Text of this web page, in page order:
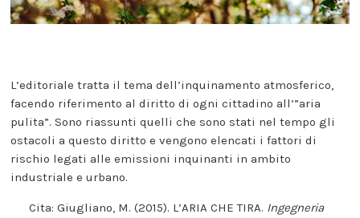
L’editoriale tratta il tema dell’inquinamento atmosferico,
facendo riferimento al diritto di ogni cittadino all’”aria
pulita”. Sono riassunti quelli che sono stati nel tempo gli
ostacoli a questo diritto e vengono elencati i fattori di
rischio legati alle emissioni inquinanti in ambito
industriale e urbano.
Cita: Giugliano, M. (2015). L’ARIA CHE TIRA. Ingegneria